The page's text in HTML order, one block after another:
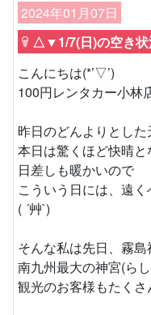
2024年01月07日
△▼1/7(日)の空き
こんにちは(*’▽’)
100円レンタカー小林
昨日のどんよりとした
本日は驚くほど快晴
日差しも暖かいので
こういう日には、遠
( ´艸`)
そんな私は先日、霧島
南九州最大の神宮(ら
観光のお客様もたくさ